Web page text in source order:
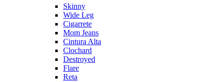
Skinny
Wide Leg
Cigarrete
Mom Jeans
Cintura Alta
Clochard
Destroyed
Flare
Reta